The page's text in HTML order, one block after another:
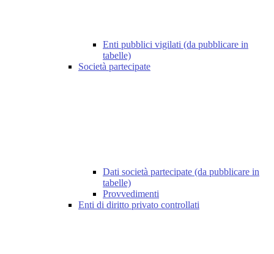
Enti pubblici vigilati (da pubblicare in
tabelle)
Società partecipate
Dati società partecipate (da pubblicare in
tabelle)
Provvedimenti
Enti di diritto privato controllati